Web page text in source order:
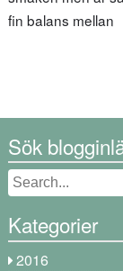
fin balans mellan
Sök
Kategorier
2016